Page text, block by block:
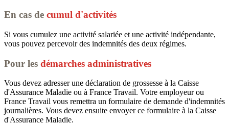
En cas de cumul d'activités
Si vous cumulez une activité salariée et une activité indépendante,
vous pouvez percevoir des indemnités des deux régimes.
Pour les démarches administratives
Vous devez adresser une déclaration de grossesse à la Caisse
d'Assurance Maladie ou à France Travail. Votre employeur ou
France Travail vous remettra un formulaire de demande d'indemnités
journalières. Vous devez ensuite envoyer ce formulaire à la Caisse
d'Assurance Maladie.